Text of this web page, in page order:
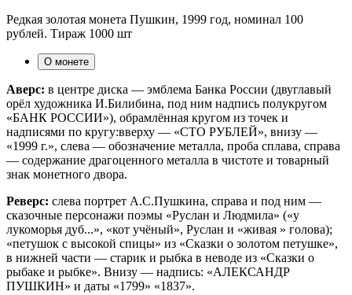
Редкая золотая монета Пушкин, 1999 год, номинал 100
рублей. Тираж 1000 шт
О монете
Аверс: в центре диска — эмблема Банка России (двуглавый
орёл художника И.Билибина, под ним надпись полукругом
«БАНК РОССИИ»), обрамлённая кругом из точек и
надписями по кругу:вверху — «СТО РУБЛЕЙ», внизу —
«1999 г.», слева — обозначение металла, проба сплава, справа
— содержание драгоценного металла в чистоте и товарный
знак монетного двора.
Реверс: слева портрет А.С.Пушкина, справа и под ним —
сказочные персонажи поэмы «Руслан и Людмила» («у
лукоморья дуб...», «кот учёный», Руслан и «живая » голова);
«петушок с высокой спицы» из «Сказки о золотом петушке»,
в нижней части — старик и рыбка в неводе из «Сказки о
рыбаке и рыбке». Внизу — надпись: «АЛЕКСАНДР
ПУШКИН» и даты «1799» «1837».